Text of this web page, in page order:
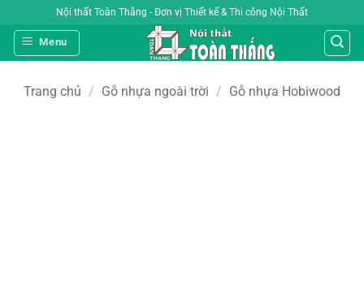
qua
nội
Nội thất Toàn Thắng - Đơn vị Thiết kế & Thi công Nội Thất
Menu
Trang chủ / Gỗ nhựa ngoài trời / Gỗ nhựa Hobiwood